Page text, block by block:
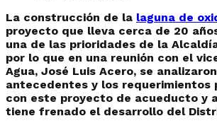
La construcción de la laguna de
proyecto que lleva cerca de 20
una de las prioridades de la
por lo que en una reunión con el
Agua, José Luis Acero, se
antecedentes y los requerimientos
con este proyecto de acueducto y
tiene frenado el desarrollo del